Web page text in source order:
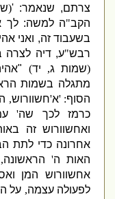
צרתם,שנאמר: '
(
הקב"ה למשה:לך
בשעבוד זה,ואני
רבש"ע,דיה לצרה
שמות ג ,יד )
"
מתגלה בשמות
הסוף: 'א 'חשוורוש,
כרמז לכך שה'
ואחשוורוש זה
אחרונה כדי לתת
האות ה 'הראשונה,
אחשוורוש המן
לפעולה עצמה,על